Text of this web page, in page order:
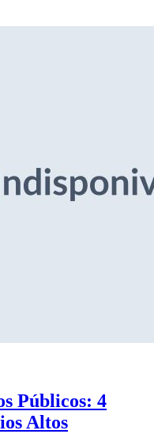
Públicos: 4
Altos